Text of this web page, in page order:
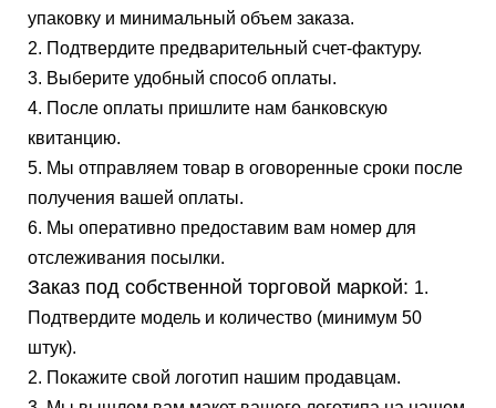
упаковку и минимальный объем заказа.
2. Подтвердите предварительный счет-фактуру.
3. Выберите удобный способ оплаты.
4. После оплаты пришлите нам банковскую
квитанцию.
5. Мы отправляем товар в оговоренные сроки после
получения вашей оплаты.
6. Мы оперативно предоставим вам номер для
отслеживания посылки.
Заказ под собственной торговой маркой: 1.
Подтвердите модель и количество (минимум 50
штук).
2. Покажите свой логотип нашим продавцам.